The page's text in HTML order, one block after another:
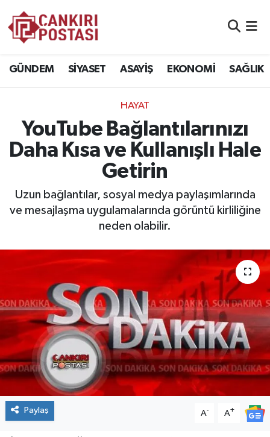
GÜNDEM SİYASET ASAYİŞ EKONOMİ SAĞLIK
HAYAT
YouTube Bağlantılarınızı
Daha Kısa ve Kullanışlı Hale
Getirin
Uzun bağlantılar, sosyal medya paylaşımlarında
ve mesajlaşma uygulamalarında görüntü kirliliğine
neden olabilir.
Paylaş A- A+
EKONOMİ
SPOR
YAŞAM
ÇEVRE
İLÇELER
RESMİ İLANLAR
KÜLTÜR
TURİZM
Trafik Durumu
Süper Lig Puan Durumu ve Fikstür
Tüm Manşetler
Son Dakika Haberleri
Haber Arşivi